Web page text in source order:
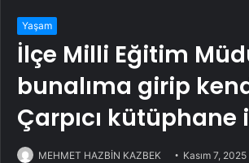
Yaşam
İlçe Milli Eğitim
bunalıma girip
Çarpıcı kütüphane
MEHMET HAZBİN KAZBEK Kasım 7, 2025